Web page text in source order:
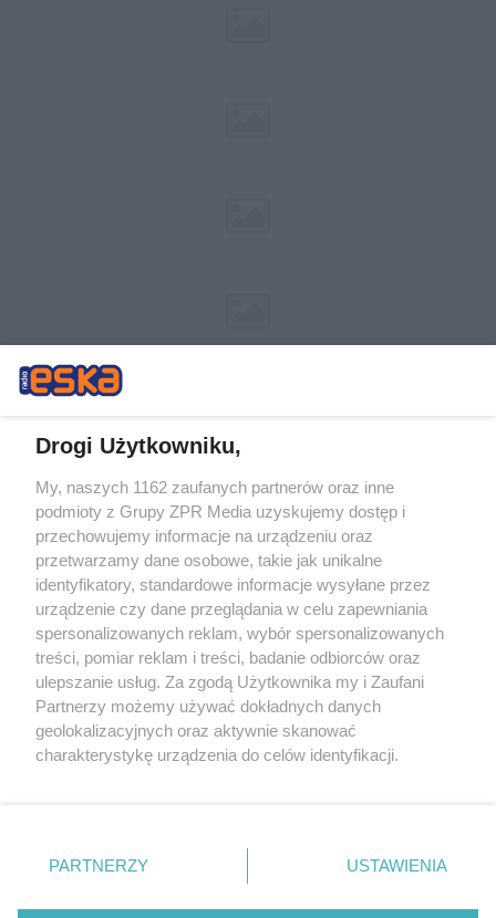
Żaden utwór zamieszczony w serwisie nie może być powielany i
rozpowszechniany lub dalej rozpowszechniany w jakikolwiek sposób (w
tym także elektroniczny lub mechaniczny) na jakimkolwiek polu
eksploatacji w jakiejkolwiek formie, włącznie z umieszczaniem w
Internecie bez pisemnej zgody właściciela praw. Jakiekolwiek użycie lub
wykorzystanie utworów w całości lub w części z naruszeniem prawa,
tzn. bez właściwej zgody, jest zabronione pod groźbą kary i może być
ścigane prawnie.
© 2026 Grupa ZPR Media
Drogi Użytkowniku,
My, naszych 1162 zaufanych partnerów oraz inne
podmioty z Grupy ZPR Media uzyskujemy dostęp i
przechowujemy informacje na urządzeniu oraz
przetwarzamy dane osobowe, takie jak unikalne
identyfikatory, standardowe informacje wysyłane przez
urządzenie czy dane przeglądania w celu zapewniania
spersonalizowanych reklam, wybór spersonalizowanych
treści, pomiar reklam i treści, badanie odbiorców oraz
ulepszanie usług. Za zgodą Użytkownika my i Zaufani
Partnerzy możemy używać dokładnych danych
geolokalizacyjnych oraz aktywnie skanować
charakterystykę urządzenia do celów identyfikacji.
zmienić/wycofać klikając przycisk ustawień prywatności
znajdujący się w lewym dolnym rogu strony
rodzaje przetwarzania danych nie wymagają zgody
PARTNERZY USTAWIENIA